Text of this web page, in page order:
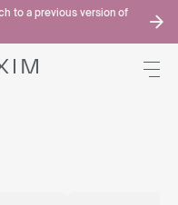
to a previous version of